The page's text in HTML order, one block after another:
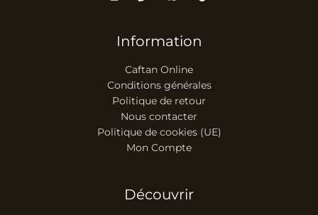
Information
Caftan Online
Conditions générales
Politique de retour
Nous contacter
Politique de cookies (UE)
Mon Compte
Découvrir